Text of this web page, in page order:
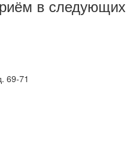
в следующих
69-71